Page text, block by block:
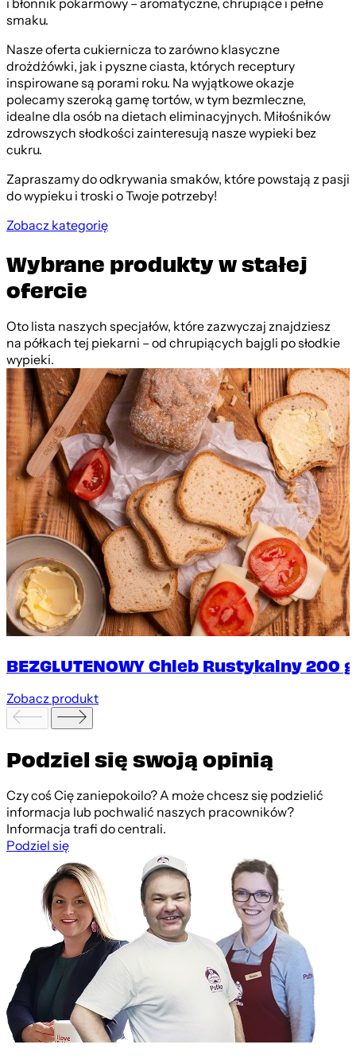
i błonnik pokarmowy – aromatyczne, chrupiące i pełne
smaku.
Nasze oferta cukiernicza to zarówno klasyczne
drożdżówki, jak i pyszne ciasta, których receptury
inspirowane są porami roku. Na wyjątkowe okazje
polecamy szeroką gamę tortów, w tym bezmleczne,
idealne dla osób na dietach eliminacyjnych. Miłośników
zdrowszych słodkości zainteresują nasze wypieki bez
cukru.
Zapraszamy do odkrywania smaków, które powstają z pasji
do wypieku i troski o Twoje potrzeby!
Zobacz kategorię
Wybrane produkty w stałej
ofercie
Oto lista naszych specjałów, które zazwyczaj znajdziesz
na półkach tej piekarni – od chrupiących bajgli po słodkie
wypieki.
BEZGLUTENOWY Chleb Rustykalny 200 g
Zobacz produkt
Podziel się swoją opinią
Czy coś Cię zaniepokoilo? A może chcesz się podzielić
informacja lub pochwalić naszych pracowników?
Informacja trafi do centrali.
Podziel się